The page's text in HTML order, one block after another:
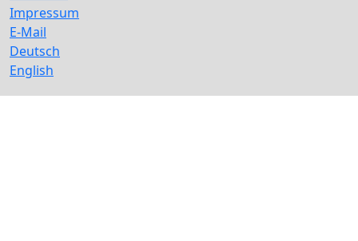
Impressum
E-Mail
Deutsch
English